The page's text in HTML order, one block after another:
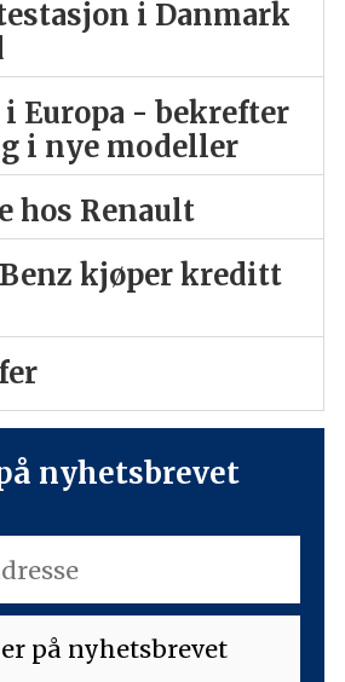
i Danmark
Europa - bekrefter
i nye modeller
hos Renault
kjøper kreditt
nyhetsbrevet